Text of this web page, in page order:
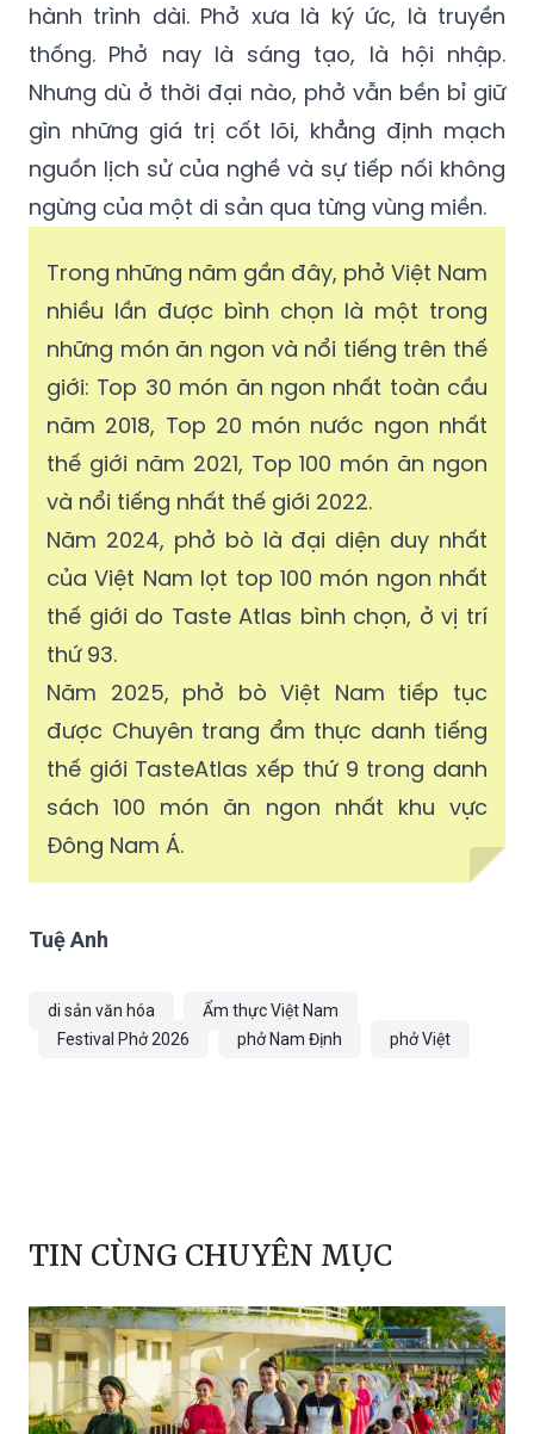
hành trình dài. Phở xưa là ký ức, là truyền
thống. Phở nay là sáng tạo, là hội nhập.
Nhưng dù ở thời đại nào, phở vẫn bền bỉ giữ
gìn những giá trị cốt lõi, khẳng định mạch
nguồn lịch sử của nghề và sự tiếp nối không
ngừng của một di sản qua từng vùng miền.
Trong những năm gần đây, phở Việt Nam
nhiều lần được bình chọn là một trong
những món ăn ngon và nổi tiếng trên thế
giới: Top 30 món ăn ngon nhất toàn cầu
năm 2018, Top 20 món nước ngon nhất
thế giới năm 2021, Top 100 món ăn ngon
và nổi tiếng nhất thế giới 2022.
Năm 2024, phở bò là đại diện duy nhất
của Việt Nam lọt top 100 món ngon nhất
thế giới do Taste Atlas bình chọn, ở vị trí
thứ 93.
Năm 2025, phở bò Việt Nam tiếp tục
được Chuyên trang ẩm thực danh tiếng
thế giới TasteAtlas xếp thứ 9 trong danh
sách 100 món ăn ngon nhất khu vực
Đông Nam Á.
Tuệ Anh
di sản văn hóa
Ẩm thực Việt Nam
Festival Phở 2026
phở Nam Định phở Việt
TIN CÙNG CHUYÊN MỤC